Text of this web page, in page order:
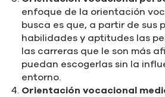
enfoque de la orientación
busca es que, a partir de sus
habilidades y aptitudes las
las carreras que le son más
puedan escogerlas sin la
entorno.
Orientación vocacional